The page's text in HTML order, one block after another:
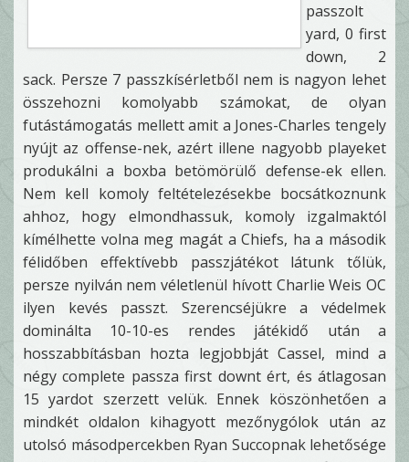
passzolt
yard, 0 first
down, 2
sack. Persze 7 passzkísérletből nem is nagyon lehet
összehozni komolyabb számokat, de olyan
futástámogatás mellett amit a Jones-Charles tengely
nyújt az offense-nek, azért illene nagyobb playeket
produkálni a boxba betömörülő defense-ek ellen.
Nem kell komoly feltételezésekbe bocsátkoznunk
ahhoz, hogy elmondhassuk, komoly izgalmaktól
kímélhette volna meg magát a Chiefs, ha a második
félidőben effektívebb passzjátékot látunk tőlük,
persze nyilván nem véletlenül hívott Charlie Weis OC
ilyen kevés passzt. Szerencséjükre a védelmek
dominálta 10-10-es rendes játékidő után a
hosszabbításban hozta legjobbját Cassel, mind a
négy complete passza first downt ért, és átlagosan
15 yardot szerzett velük. Ennek köszönhetően a
mindkét oldalon kihagyott mezőnygólok után az
utolsó másodpercekben Ryan Succopnak lehetősége